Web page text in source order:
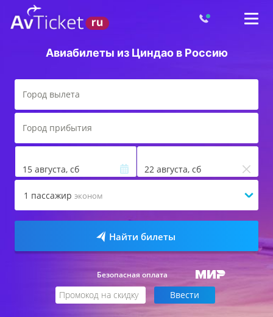
Авиабилеты из Циндао в Россию
15 августа, сб 22 августа, сб
1 пассажир эконом
Найти билеты
Безопасная оплата